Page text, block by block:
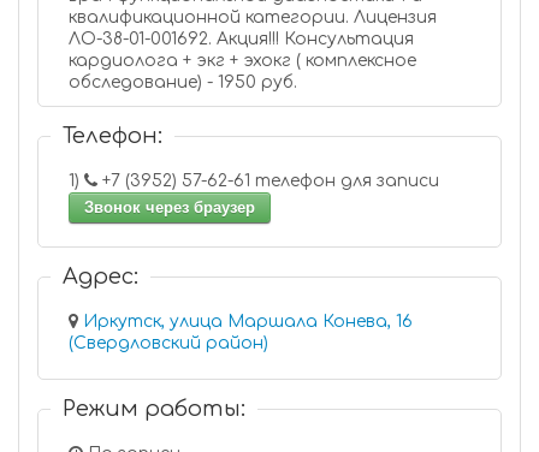
квалификационной категории. Лицензия
ЛО-38-01-001692. Акция!!! Консультация
кардиолога + экг + эхокг ( комплексное
обследование) - 1950 руб.
Телефон:
1)
+7 (3952) 57-62-61 телефон для записи
Звонок через браузер
Адрес:
Иркутск, улица Маршала Конева, 16
(Свердловский район)
Режим работы: